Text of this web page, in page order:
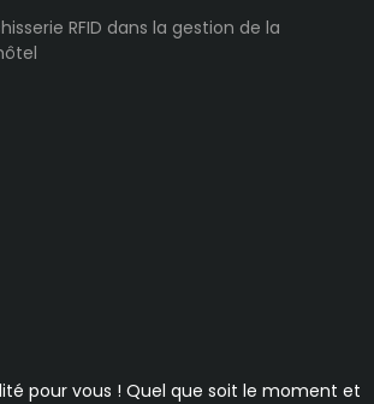
RFID dans la gestion de la
pour vous ! Quel que soit le moment et